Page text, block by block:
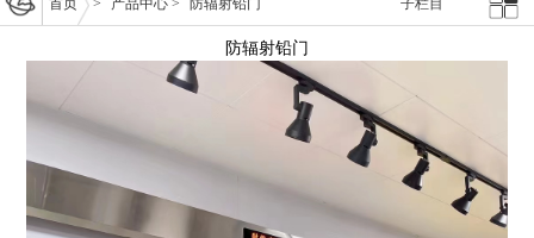
防辐射铅门